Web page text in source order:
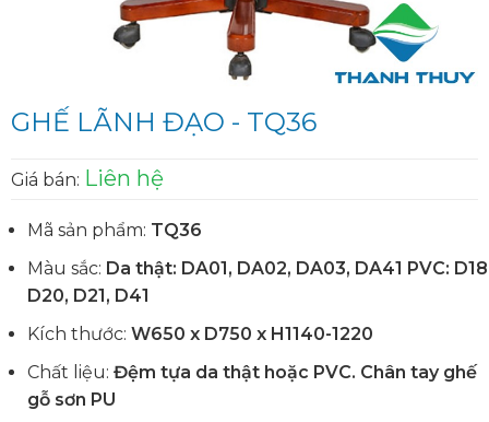
GHẾ LÃNH ĐẠO - TQ36
Giá bán: Liên hệ
Mã sản phẩm: TQ36
Màu sắc: Da thật: DA01, DA02, DA03, DA41 PVC:
D20, D21, D41
Kích thước: W650 x D750 x H1140-1220
Chất liệu: Đệm tựa da thật hoặc PVC. Chân tay ghế
gỗ sơn PU